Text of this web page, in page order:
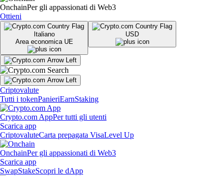
OnchainPer gli appassionati di Web3
Ottieni
Italiano
Area economica UE
USD
Criptovalute
Tutti i tokenPanieriEarnStaking
Crypto.com AppPer tutti gli utenti
Scarica app
CriptovaluteCarta prepagata VisaLevel Up
OnchainPer gli appassionati di Web3
Scarica app
SwapStakeScopri le dApp